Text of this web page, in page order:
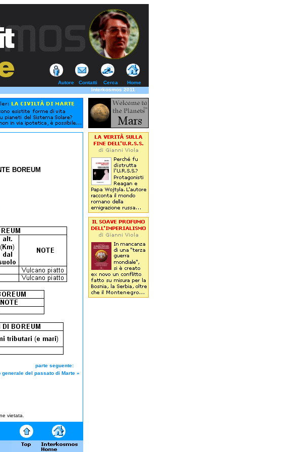
Autore Contatti Cerca
Home
Interkosmos 2011
BOREUM
parte seguente:
generale del passato di Marte »
vietata.